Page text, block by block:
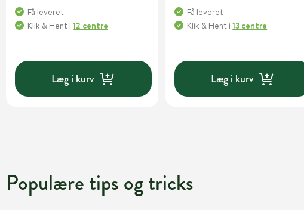
Få leveret
Klik & Hent i 12 centre
Læg i kurv
Få leveret
Klik & Hent i13 centre
Læg i kurv
Populære tips og tricks